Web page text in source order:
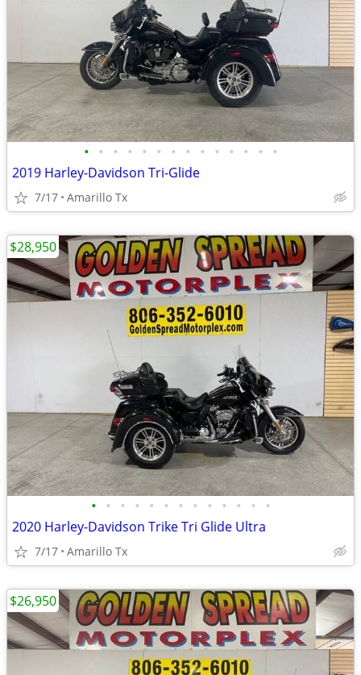
• • • • • • • • • • • • • •
2019 Harley-Davidson Tri-Glide
7/17 Amarillo Tx
• • • • • • • • • • • • •
2020 Harley-Davidson Trike Tri Glide Ultra
7/17 Amarillo Tx
$28,950
$26,950